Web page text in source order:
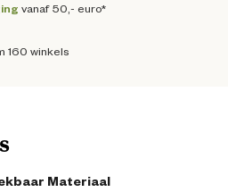
vanaf 50,- euro*
160 winkels
Materiaal